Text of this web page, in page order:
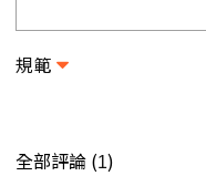
規範
全部評論 (1)